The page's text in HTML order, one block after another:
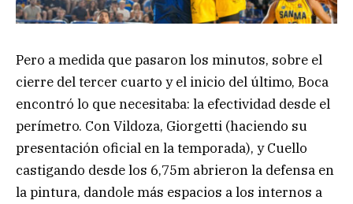
Pero a medida que pasaron los minutos, sobre el
cierre del tercer cuarto y el inicio del último, Boca
encontró lo que necesitaba: la efectividad desde el
perímetro. Con Vildoza, Giorgetti (haciendo su
presentación oficial en la temporada), y Cuello
castigando desde los 6,75m abrieron la defensa en
la pintura, dandole más espacios a los internos a